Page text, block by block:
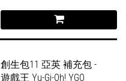
創生包11 亞英 補充包 -
遊戲王 Yu-Gi-Oh! YGO